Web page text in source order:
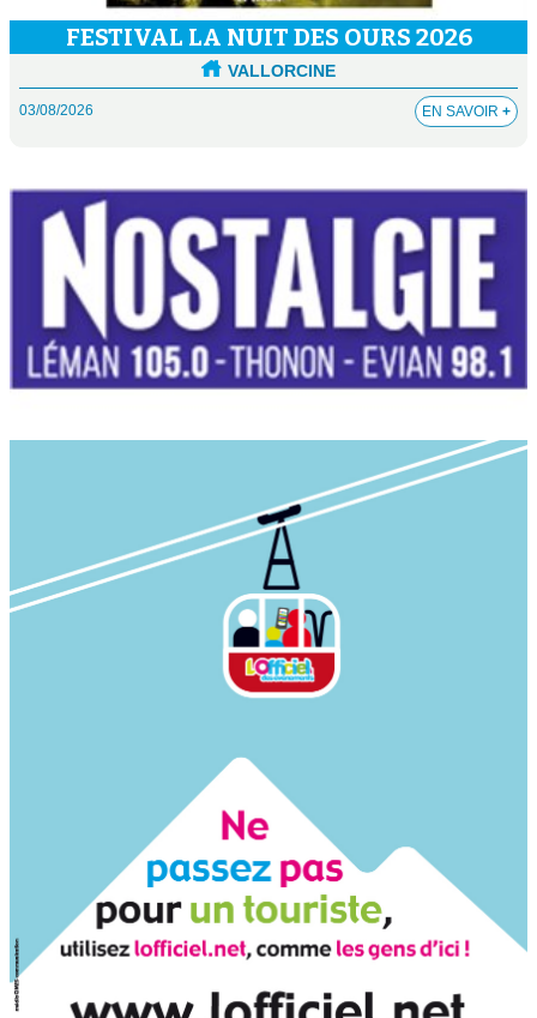
FESTIVAL LA NUIT DES OURS 2026
VALLORCINE
03/08/2026 EN SAVOIR +